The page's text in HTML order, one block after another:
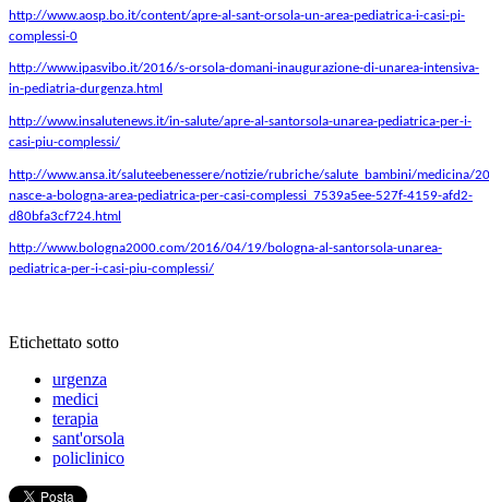
http://www.aosp.bo.it/content/apre-al-sant-orsola-un-area-pediatrica-i-casi-pi-
complessi-0
http://www.ipasvibo.it/2016/s-orsola-domani-inaugurazione-di-unarea-intensiva-
in-pediatria-durgenza.html
http://www.insalutenews.it/in-salute/apre-al-santorsola-unarea-pediatrica-per-i-
casi-piu-complessi/
http://www.ansa.it/saluteebenessere/notizie/rubriche/salute_bambini/medicina/
nasce-a-bologna-area-pediatrica-per-casi-complessi_7539a5ee-527f-4159-afd2-
d80bfa3cf724.html
http://www.bologna2000.com/2016/04/19/bologna-al-santorsola-unarea-
pediatrica-per-i-casi-piu-complessi/
Etichettato sotto
urgenza
medici
terapia
sant'orsola
policlinico